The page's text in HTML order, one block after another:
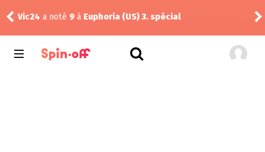
Vic24a noté9àEuphoria (US) 3. spécial